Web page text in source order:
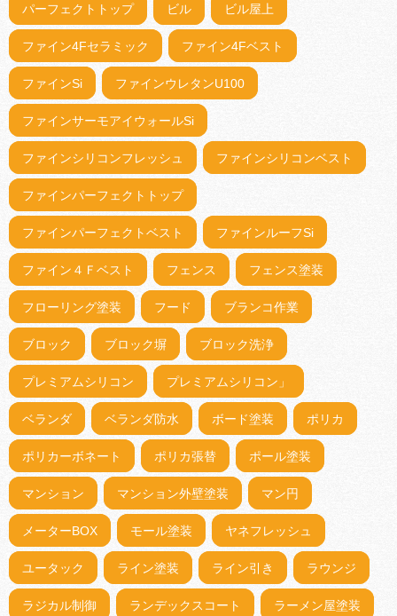
パーフェクトトップ ビル ビル屋上
ファイン4Fセラミック ファイン4Fベスト
ファインSi ファインウレタンU100
ファインサーモアイウォールSi
ファインシリコンフレッシュ ファインシリコンベスト
ファインパーフェクトトップ
ファインパーフェクトベスト ファインルーフSi
ファイン４Ｆベスト フェンス フェンス塗装
フローリング塗装 フード ブランコ作業
ブロック ブロック塀 ブロック洗浄
プレミアムシリコン プレミアムシリコン」
ベランダ ベランダ防水 ボード塗装 ポリカ
ポリカーボネート ポリカ張替 ポール塗装
マンション マンション外壁塗装 マン円
メーターBOX モール塗装 ヤネフレッシュ
ユータック ライン塗装 ライン引き ラウンジ
ラジカル制御 ランデックスコート ラーメン屋塗装